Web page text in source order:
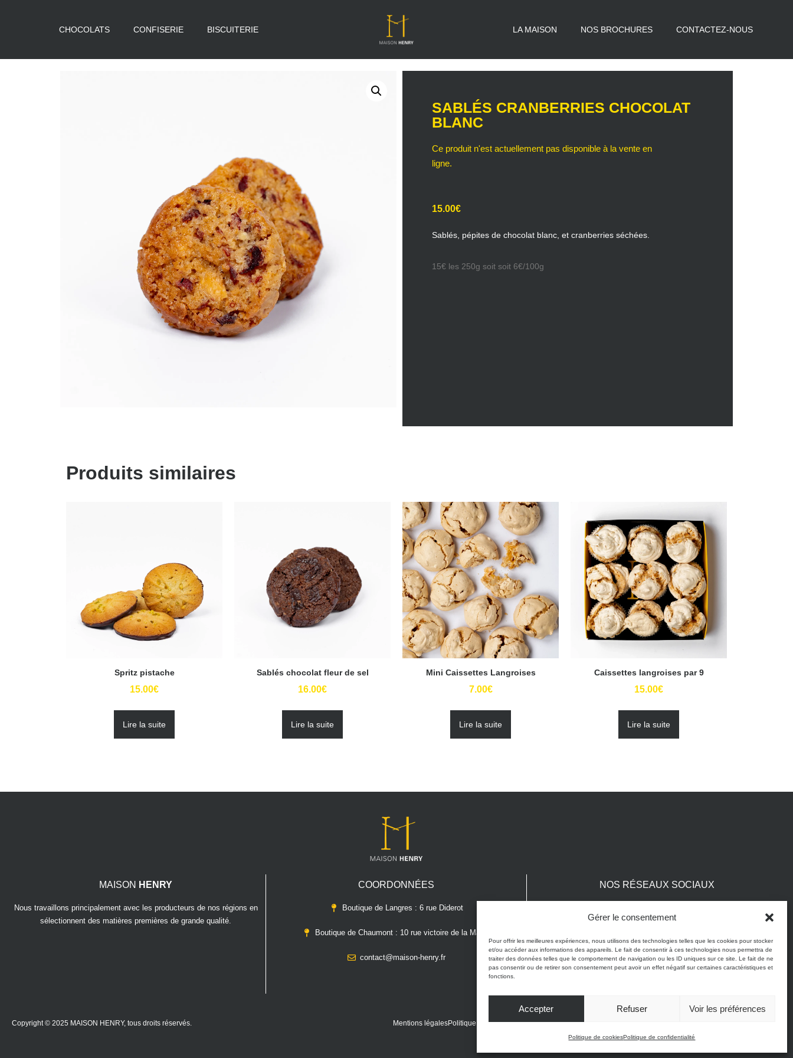
Gérer le consentement
Pour offrir les meilleures expériences, nous utilisons des technologies telles que les cookies pour stocker
et/ou accéder aux informations des appareils. Le fait de consentir à ces technologies nous permettra de
traiter des données telles que le comportement de navigation ou les ID uniques sur ce site. Le fait de ne
pas consentir ou de retirer son consentement peut avoir un effet négatif sur certaines caractéristiques et
fonctions.
Accepter Refuser Voir les préférences
Politique de cookiesPolitique de confidentialité
CHOCOLATS CONFISERIE BISCUITERIE LA MAISON NOS BROCHURES CONTACTEZ-NOUS
SABLÉS CRANBERRIES CHOCOLAT
BLANC
15.00€
Sablés, pépites de chocolat blanc, et cranberries séchées.
15€ les 250g soit soit 6€/100g
Produits similaires
Spritz pistache
15.00€
Lire la suite
Sablés chocolat fleur de sel
16.00€
Lire la suite
Mini Caissettes Langroises
7.00€
Lire la suite
Caissettes langroises par 9
15.00€
Lire la suite
MAISON HENRY
Nous travaillons principalement avec les producteurs de nos régions en
sélectionnent des matières premières de grande qualité.
COORDONNÉES
Boutique de Langres : 6 rue Diderot
Boutique de Chaumont : 10 rue victoire de la Marne
contact@maison-henry.fr
NOS RÉSEAUX SOCIAUX
MAISONHENRYsur les réseaux sociaux.
Suivez-nous pour ne rien manquer ! #maisonhenry
Copyright © 2025 MAISON HENRY, tous droits réservés. Mentions légalesPolitique de confidentialitéPolitique de cookies